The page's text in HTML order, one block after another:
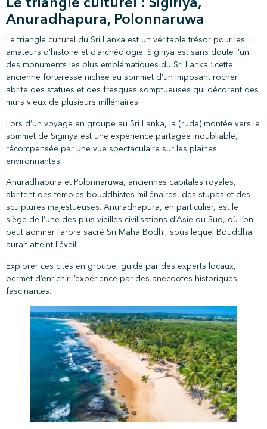
Anuradhapura, Polonnaruwa
Le triangle culturel du Sri Lanka est un véritable trésor pour les
amateurs d’histoire et d’archéologie. Sigiriya est sans doute l’un
des monuments les plus emblématiques du Sri Lanka : cette
ancienne forteresse nichée au sommet d’un imposant rocher
abrite des statues et des fresques somptueuses qui décorent des
murs vieux de plusieurs millénaires.
Lors d’un voyage en groupe au Sri Lanka, la (rude) montée vers le
sommet de Sigiriya est une expérience partagée inoubliable,
récompensée par une vue spectaculaire sur les plaines
environnantes.
Anuradhapura et Polonnaruwa, anciennes capitales royales,
abritent des temples bouddhistes millénaires, des stupas et des
sculptures majestueuses. Anuradhapura, en particulier, est le
siège de l’une des plus vieilles civilisations d’Asie du Sud, où l’on
peut admirer l’arbre sacré Sri Maha Bodhi, sous lequel Bouddha
aurait atteint l’éveil.
Explorer ces cités en groupe, guidé par des experts locaux,
permet d’enrichir l’expérience par des anecdotes historiques
fascinantes.